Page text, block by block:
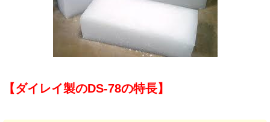
【ダイレイ製のDS-78の特長】